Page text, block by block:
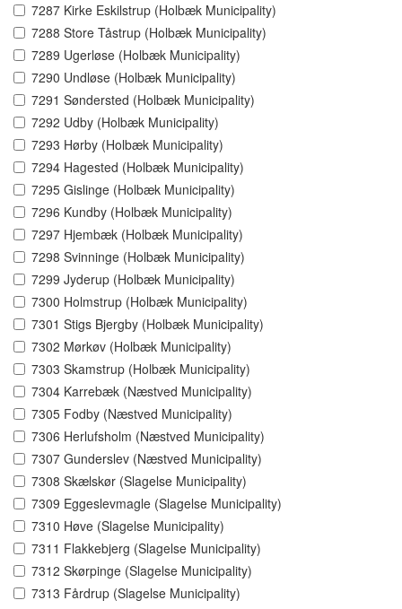
7287 Kirke Eskilstrup (Holbæk Municipality)
7288 Store Tåstrup (Holbæk Municipality)
7289 Ugerløse (Holbæk Municipality)
7290 Undløse (Holbæk Municipality)
7291 Søndersted (Holbæk Municipality)
7292 Udby (Holbæk Municipality)
7293 Hørby (Holbæk Municipality)
7294 Hagested (Holbæk Municipality)
7295 Gislinge (Holbæk Municipality)
7296 Kundby (Holbæk Municipality)
7297 Hjembæk (Holbæk Municipality)
7298 Svinninge (Holbæk Municipality)
7299 Jyderup (Holbæk Municipality)
7300 Holmstrup (Holbæk Municipality)
7301 Stigs Bjergby (Holbæk Municipality)
7302 Mørkøv (Holbæk Municipality)
7303 Skamstrup (Holbæk Municipality)
7304 Karrebæk (Næstved Municipality)
7305 Fodby (Næstved Municipality)
7306 Herlufsholm (Næstved Municipality)
7307 Gunderslev (Næstved Municipality)
7308 Skælskør (Slagelse Municipality)
7309 Eggeslevmagle (Slagelse Municipality)
7310 Høve (Slagelse Municipality)
7311 Flakkebjerg (Slagelse Municipality)
7312 Skørpinge (Slagelse Municipality)
7313 Fårdrup (Slagelse Municipality)